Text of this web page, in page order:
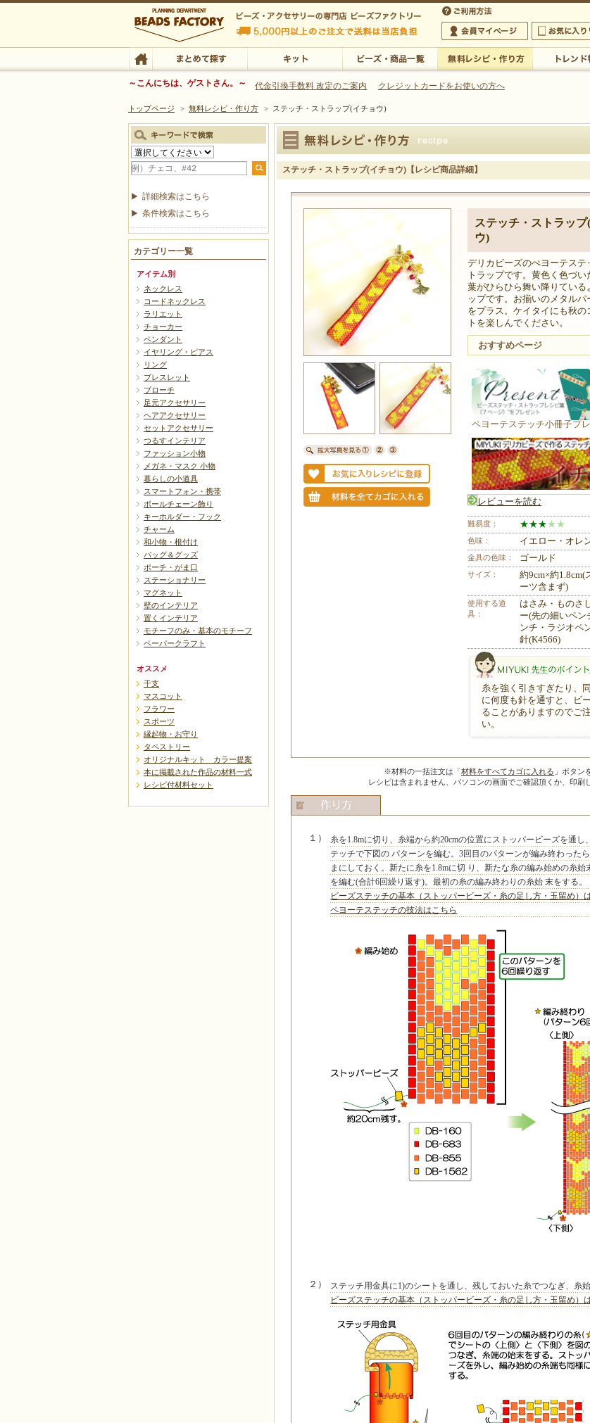
ビーズファクトリー ビーズ・パーツ・金具など・アクセサリーの専門店
ビーズ・アクセサリーの専門店 ビーズファクトリー 5,000円以上のご注文で送料は当店が負担
ビーズ・アクセサリーの専門店 ビーズファクトリー 5,000円以上のご注文で送料は当店が負担いたします
会員マイページ
お気に入りリ
TOP まとめて探す
～こんにちは、ゲストさん。～ 代金引換手数料 改定のご案内 クレジットカードをお使いの方へ
トップページ > 無料レシピ・作り方 > ステッチ・ストラップ(イチョウ)
ステッチ・ストラップ(イチョウ)【レシピ商品詳細】
ステッチ・ストラップ
ウ)
デリカビーズのぺヨーテステ
トラップです。黄色く色づい
葉がひらひら舞い降りている
ップです。お揃いのメタルパ
をプラス。ケイタイにも秋の
トを楽しんでください。
おすすめページ
ペヨーテステッチ小冊子プ
レビューを読む
難易度： ★★★★★
色味： イエロー・オレ
金具の色味： ゴールド
サイズ：
約9cm×約1.8cm(
ーツ含まず)
使用する道
具：
はさみ・ものさ
ー(先の細いペン
ンチ・ラジオペ
針(K4566)
MIYUKI先生のポイント
糸を強く引きすぎたり、
に何度も針を通すと、ビ
ることがありますのでご
い。
※材料の一括注文は「材料をすべてカゴに入れる 」ボタン
レシピは含まれません、パソコンの画面でご確認頂くか、印刷
１）
糸を1.8mに切り、糸端から約20cmの位置にストッパービーズを通し
テッチで下図の パターンを編む。3回目のパターンが編み終わった
まにしておく。新たに糸を1.8mに切 り、新たな糸の編み始めの糸始
を編む(合計6回繰り返す)。最初の糸の編み終わりの糸始 末をする。
ビーズステッチの基本（ストッパービーズ・糸の足し方・玉留め）
ペヨーテステッチの技法はこちら
２）
ステッチ用金具に1)のシートを通し、残しておいた糸でつなぎ、糸始
ビーズステッチの基本（ストッパービーズ・糸の足し方・玉留め）
詳細検索はこちら
条件検索はこちら
カテゴリー一覧
アイテム別
ネックレス
コードネックレス
ラリエット
チョーカー
ペンダント
イヤリング・ピアス
リング
ブレスレット
ブローチ
足元アクセサリー
ヘアアクセサリー
セットアクセサリー
つるすインテリア
ファッション小物
メガネ・マスク 小物
暮らしの小道具
スマートフォン・携帯
ボールチェーン飾り
キーホルダー・フック
チャーム
和小物・根付け
バッグ＆グッズ
ポーチ・がま口
ステーショナリー
マグネット
壁のインテリア
置くインテリア
モチーフのみ・基本のモチーフ
ペーパークラフト
オススメ
干支
マスコット
フラワー
スポーツ
縁起物・お守り
タペストリー
オリジナルキット カラー提案
本に掲載された作品の材料一式
レシピ付材料セット